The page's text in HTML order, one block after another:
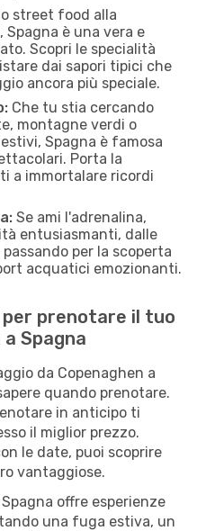
street food alla
è una vera e
Scopri le specialità
dai sapori tipici che
ancora più speciale.
Che tu stia cercando
montagne verdi o
Spagna è famosa
Porta la
a immortalare ricordi
Se ami l'adrenalina,
entusiasmanti, dalle
per la scoperta
acquatici emozionanti.
prenotare il tuo
Spagna
da Copenaghen a
quando prenotare.
in anticipo ti
il miglior prezzo.
le date, puoi scoprire
vantaggiose.
offre esperienze
una fuga estiva, un